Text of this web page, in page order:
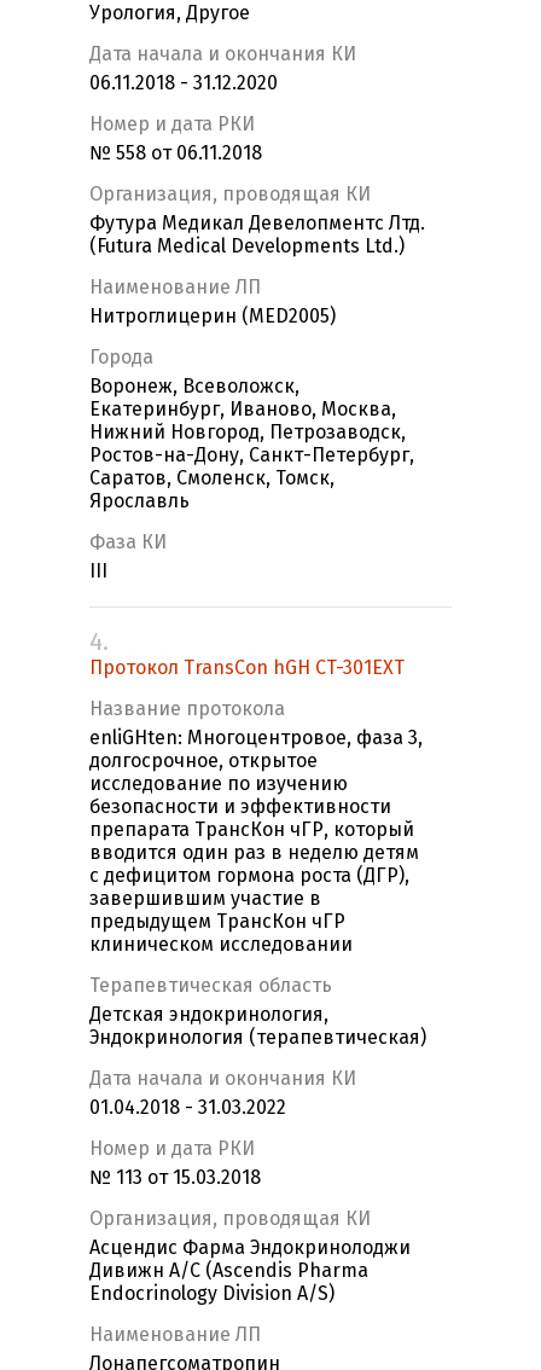
Урология, Другое
Дата начала и окончания КИ
06.11.2018 - 31.12.2020
Номер и дата РКИ
№ 558 от 06.11.2018
Организация, проводящая КИ
Футура Медикал Девелопментс Лтд.
(Futura Medical Developments Ltd.)
Наименование ЛП
Нитроглицерин (MED2005)
Города
Воронеж, Всеволожск,
Екатеринбург, Иваново, Москва,
Нижний Новгород, Петрозаводск,
Ростов-на-Дону, Санкт-Петербург,
Саратов, Смоленск, Томск,
Ярославль
Фаза КИ
4.
Протокол TransCon hGH CT-301EXT
Название протокола
enliGHten: Многоцентровое, фаза 3,
долгосрочное, открытое
исследование по изучению
безопасности и эффективности
препарата ТрансКон чГР, который
вводится один раз в неделю детям
с дефицитом гормона роста (ДГР),
завершившим участие в
предыдущем ТрансКон чГР
клиническом исследовании
Терапевтическая область
Детская эндокринология,
Эндокринология (терапевтическая)
Дата начала и окончания КИ
01.04.2018 - 31.03.2022
Номер и дата РКИ
№ 113 от 15.03.2018
Организация, проводящая КИ
Асцендис Фарма Эндокринолоджи
Дивижн А/С (Ascendis Pharma
Endocrinology Division A/S)
Наименование ЛП
Лонапегсоматропин